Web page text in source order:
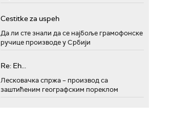
Cestitke za uspeh
Да ли сте знали да се најбоље грамофонске
ручице производе у Србији
Re: Eh...
Лесковачка спржа – производ са
заштићеним географским пореклом